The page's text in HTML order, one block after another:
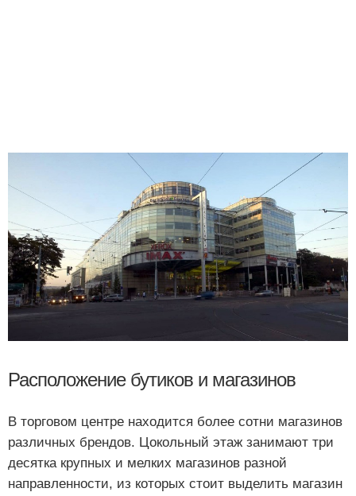
Расположение бутиков и магазинов
В торговом центре находится более сотни магазинов
различных брендов. Цокольный этаж занимают три
десятка крупных и мелких магазинов разной
направленности, из которых стоит выделить магазин